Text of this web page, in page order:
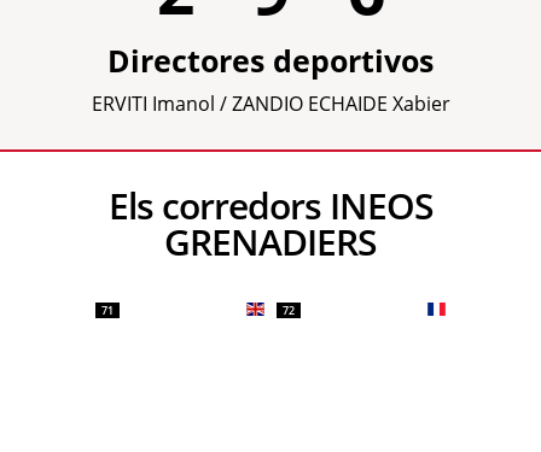
Directores deportivos
ERVITI Imanol / ZANDIO ECHAIDE Xabier
Els corredors INEOS
GRENADIERS
71 72